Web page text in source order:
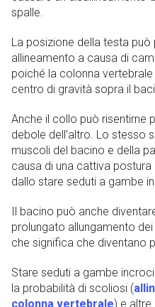
spalle.
La posizione della testa
allineamento a causa di
poiché la colonna
centro di gravità sopra il
Anche il collo può risentirne
debole dell’altro. Lo stesso
muscoli del bacino e della
causa di una cattiva
dallo stare seduti a gambe
Il bacino può anche
prolungato allungamento dei
che significa che diventano
Stare seduti a gambe
la probabilità di scoliosi (
colonna vertebrale) e altre